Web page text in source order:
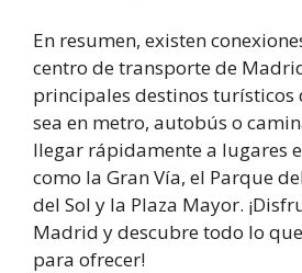
En resumen, existen
centro de transporte de
principales destinos turísticos
sea en metro, autobús o
llegar rápidamente a lugares
como la Gran Vía, el Parque
del Sol y la Plaza Mayor.
Madrid y descubre todo lo
para ofrecer!